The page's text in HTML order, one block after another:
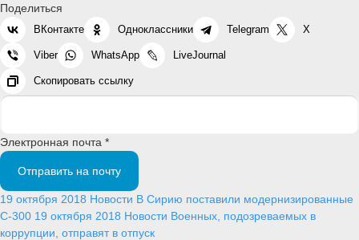
Поделиться
ВКонтакте Одноклассники Telegram X
Viber WhatsApp LiveJournal
Скопировать ссылку
Электронная почта *
Отправить на почту
19 октября 2018 Новости В Сирию поставили модернизированные
С-300 19 октября 2018 Новости Военных, подозреваемых в
коррупции, отправят в отпуск